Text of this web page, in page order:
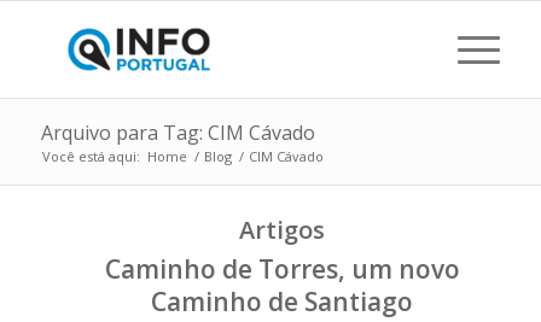
Arquivo para Tag: CIM Cávado
Você está aqui: Home / Blog / CIM Cávado
Artigos
Caminho de Torres, um novo
Caminho de Santiago